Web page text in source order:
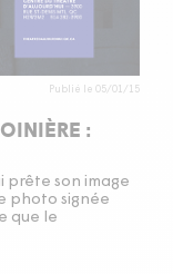
Publié le 05/01/15
:
prête son image
photo signée
que le